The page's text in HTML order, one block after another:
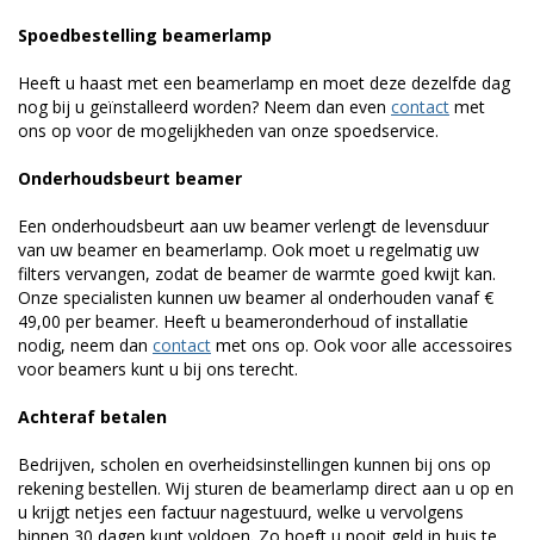
Spoedbestelling beamerlamp
Heeft u haast met een beamerlamp en moet deze dezelfde dag
nog bij u geïnstalleerd worden? Neem dan even contact met
ons op voor de mogelijkheden van onze spoedservice.
Onderhoudsbeurt beamer
Een onderhoudsbeurt aan uw beamer verlengt de levensduur
van uw beamer en beamerlamp. Ook moet u regelmatig uw
filters vervangen, zodat de beamer de warmte goed kwijt kan.
Onze specialisten kunnen uw beamer al onderhouden vanaf €
49,00 per beamer. Heeft u beameronderhoud of installatie
nodig, neem dan contact met ons op. Ook voor alle accessoires
voor beamers kunt u bij ons terecht.
Achteraf betalen
Bedrijven, scholen en overheidsinstellingen kunnen bij ons op
rekening bestellen. Wij sturen de beamerlamp direct aan u op en
u krijgt netjes een factuur nagestuurd, welke u vervolgens
binnen 30 dagen kunt voldoen. Zo hoeft u nooit geld in huis te